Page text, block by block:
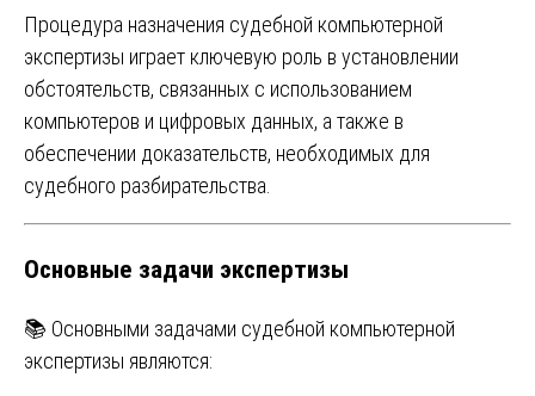
Процедура назначения судебной компьютерной
экспертизы играет ключевую роль в установлении
обстоятельств, связанных с использованием
компьютеров и цифровых данных, а также в
обеспечении доказательств, необходимых для
судебного разбирательства.
Основные задачи экспертизы
📚 Основными задачами судебной компьютерной
экспертизы являются: